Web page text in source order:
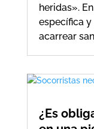
heridas».
específica
acarrear
¿Es